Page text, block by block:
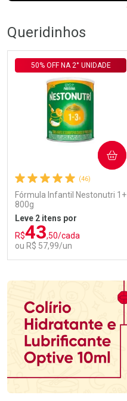
Queridinhos
(46)
Fórmula Infantil Nestonutri 1+
800g
50% OFF NA 2° UNIDADE
Leve 2 itens por
R$43,50/cada
ou R$ 57,99/un
COMPRAR